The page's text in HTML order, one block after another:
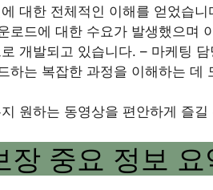
대한 전체적인 이해를 얻었습니
드에 대한 수요가 발생했으며
개발되고 있습니다. – 마케팅
는 복잡한 과정을 이해하는 데
원하는 동영상을 편안하게 즐길
장 중요 정보 요